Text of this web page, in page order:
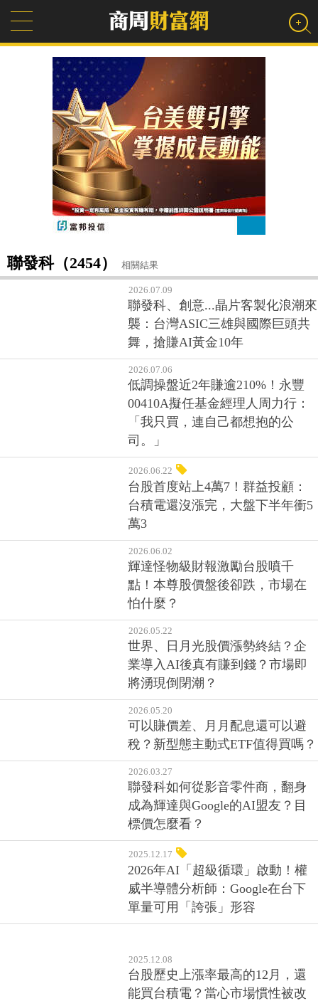
聯發科（2454） 相關結果
2026.07.09
聯發科、創意...晶片客製化浪潮來
襲：台灣ASIC三雄與國際巨頭共
舞，搶賺AI黃金10年
2026.07.06
低調操盤近2年賺逾210%！永豐
00410A擬任基金經理人周力行：
「我只買，連自己都想抱的公
司。」
2026.06.22
台股首度站上4萬7！群益投顧：
台積電還沒漲完，大盤下半年衝5
萬3
2026.06.02
輝達怪物級財報激勵台股噴千
點！本尊股價盤後卻跌，市場在
怕什麼？
2026.05.22
世界、日月光股價漲勢終結？企
業導入AI後真有賺到錢？市場即
將湧現倒閉潮？
2026.05.20
可以賺價差、月月配息還可以避
稅？新型態主動式ETF值得買嗎？
2026.03.27
聯發科如何從影音零件商，翻身
成為輝達與Google的AI盟友？目
標價怎麼看？
2025.12.17
2026年AI「超級循環」啟動！權
威半導體分析師：Google在台下
單量可用「誇張」形容
2025.12.08
台股歷史上漲率最高的12月，還
能買台積電？當心市場慣性被改